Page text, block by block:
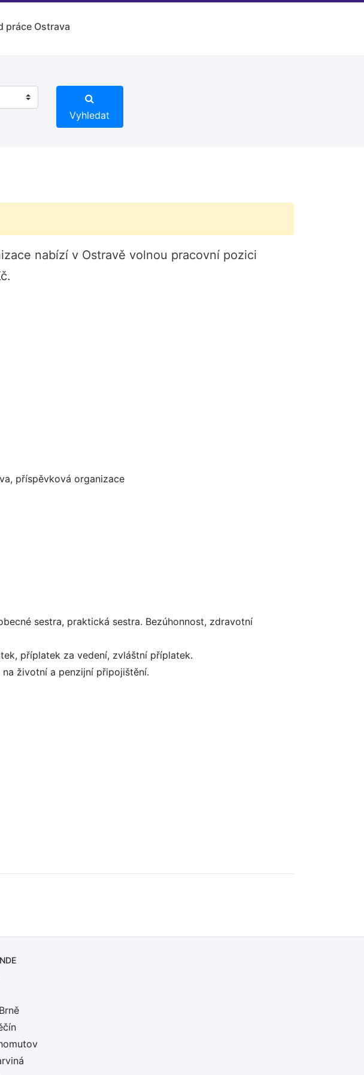
práce Ostrava
Vyhledat
nabízí v Ostravě volnou pracovní pozici
příspěvková organizace
sestra, praktická sestra. Bezúhonnost, zdravotní
příplatek za vedení, zvláštní příplatek.
životní a penzijní připojištění.